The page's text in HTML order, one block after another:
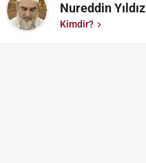
Nureddin Yıldız
Kimdir?